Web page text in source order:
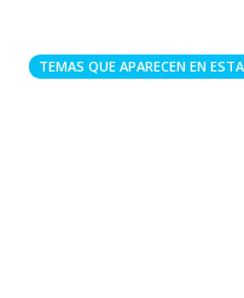
TEMAS QUE APARECEN EN